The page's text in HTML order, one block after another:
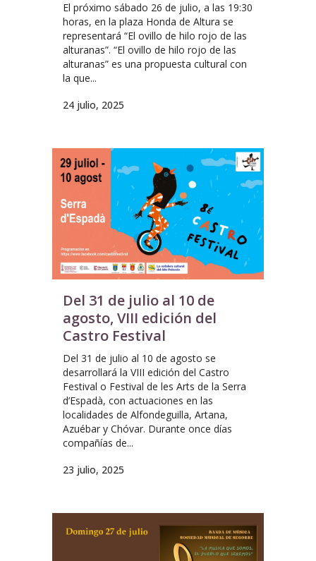
El próximo sábado 26 de julio, a las 19:30
horas, en la plaza Honda de Altura se
representará “El ovillo de hilo rojo de las
alturanas”. “El ovillo de hilo rojo de las
alturanas” es una propuesta cultural con
la que...
24 julio, 2025
Del 31 de julio al 10 de
agosto, VIII edición del
Castro Festival
Del 31 de julio al 10 de agosto se
desarrollará la VIII edición del Castro
Festival o Festival de les Arts de la Serra
d’Espadà, con actuaciones en las
localidades de Alfondeguilla, Artana,
Azuébar y Chóvar. Durante once días
compañías de...
23 julio, 2025